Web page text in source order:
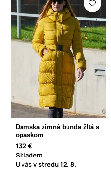
Dámska zimná bunda žltá s
opaskom
132 €
Skladem
U vásv stredu12. 8.